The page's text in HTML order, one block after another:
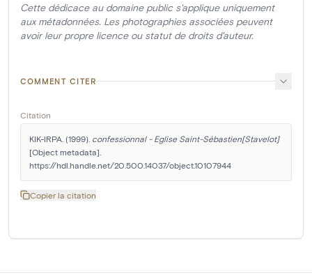
Cette dédicace au domaine public s'applique uniquement
aux métadonnées. Les photographies associées peuvent
avoir leur propre licence ou statut de droits d'auteur.
COMMENT CITER
Citation
KIK-IRPA. (1999). confessionnal - Eglise Saint-Sébastien[Stavelot]
[Object metadata].
https://hdl.handle.net/20.500.14037/object.10107944
Copier la citation